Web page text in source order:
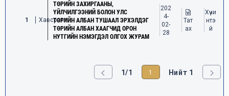
1 Хавсралт
ТӨРИЙН ЗАХИРГААНЫ,
ҮЙЛЧИЛГЭЭНИЙ БОЛОН УЛС
ТӨРИЙН АЛБАН ТУШААЛ ЭРХЭЛДЭГ
ТӨРИЙН АЛБАН ХААГЧИД ОРОН
НУТГИЙН НЭМЭГДЭЛ ОЛГОХ ЖУРАМ
202
4-
02-
28
Тат
ах
Хүчи
нтэ
й
1/1 1 Нийт 1